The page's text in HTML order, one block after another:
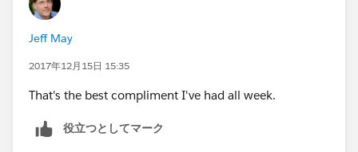
Jeff May
2017年12月15日 15:35
That's the best compliment I've had all week.
役立つとしてマーク